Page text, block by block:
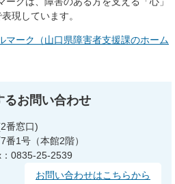
現しています。
ーク（山口県障害者支援課のホーム
るお問い合わせ
番窓口)
番1号（本館2階）
0835-25-2539
お問い合わせはこちらから